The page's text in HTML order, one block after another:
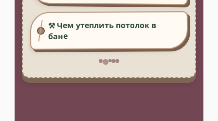
⚒️ Чем утеплить потолок в
бане